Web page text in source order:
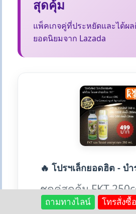
สุดคุ้ม
แพ็คเกจคู่ที่ประหยัดและได้ผ
ยอดนิยมจาก Lazada
🔥 โปรฯเล็กยอดฮิต - บ
ชุดคู่สุดคุ้ม FKT
250cc ทั้งบำรุงและป้
ถามทางไลน์ โทรสั่งซื้อ